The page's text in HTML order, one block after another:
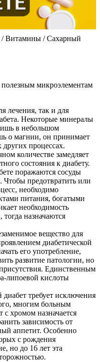
/ Витамины / Сахарный
микроэлементам
лечения, так и для
Некоторые минералы
в небольшом
о магнии, он принимает
процессах.
количестве замедляет
состояния к диабету.
поражаются сосуды
Чтобы предотвратить или
необходимо
питания, богатыми
необходимость
назначаются
вещество для
диабетической
его употребление,
развитие патологии, но
Единственным
липоевой кислоты
требует исключения
многим больным
с хромом назначается
зависимость от
аппетит. Особенно
с рождения
но до 16 лет эта